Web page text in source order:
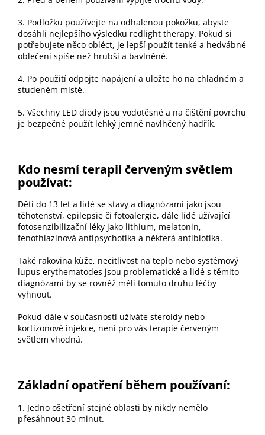
3. Podložku používejte na odhalenou pokožku, abyste
dosáhli nejlepšího výsledku redlight therapy. Pokud si
potřebujete něco obléct, je lepší použít tenké a hedvábné
oblečení spíše než hrubší a bavlněné.
4. Po použití odpojte napájení a uložte ho na chladném a
studeném místě.
5. Všechny LED diody jsou vodotěsné a na čištění povrchu
je bezpečné použít lehký jemně navlhčený hadřík.
Kdo nesmí terapii červeným světlem
používat:
Děti do 13 let a lidé se stavy a diagnózami jako jsou
těhotenství, epilepsie či fotoalergie, dále lidé užívající
fotosenzibilizační léky jako lithium, melatonin,
fenothiazinová antipsychotika a některá antibiotika.
Také rakovina kůže, necitlivost na teplo nebo systémový
lupus erythematodes jsou problematické a lidé s těmito
diagnózami by se rovněž měli tomuto druhu léčby
vyhnout.
Pokud dále v současnosti užíváte steroidy nebo
kortizonové injekce, není pro vás terapie červeným
světlem vhodná.
Základní opatření během používaní:
1. Jedno ošetření stejné oblasti by nikdy nemělo
přesáhnout 30 minut.